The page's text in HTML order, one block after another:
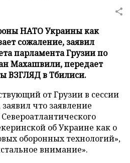
НАТО Украины как
сожаление, заявил
парламента Грузии по
Махашвили, передает
ВЗГЛЯД в Тбилиси.
от Грузии в сессии
что заявление
об Украине как о
оборонных технологий»,
внимание».